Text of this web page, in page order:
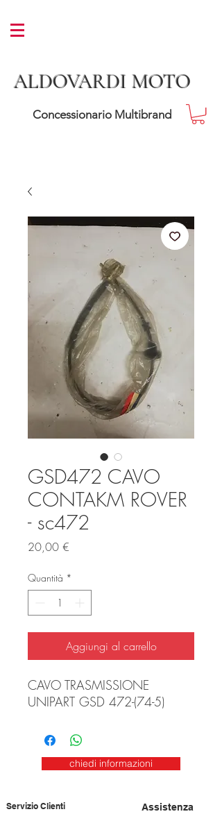
ALDOVARDI MOTO
Concessionario Multibrand
GSD472 CAVO
CONTAKM ROVER
- sc472
20,00 €
Quantità *
Aggiungi al carrello
CAVO TRASMISSIONE
UNIPART GSD 472-(74-5)
chiedi informazioni
Servizio Clienti
Assistenza